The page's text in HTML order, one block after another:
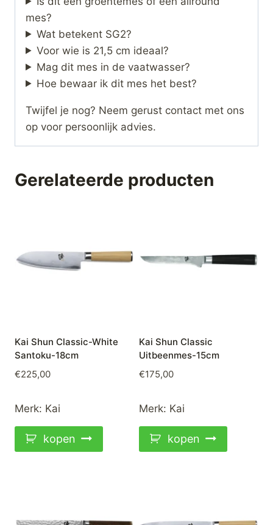
mes?
Wat betekent SG2?
Voor wie is 21,5 cm ideaal?
Mag dit mes in de vaatwasser?
Hoe bewaar ik dit mes het best?
Twijfel je nog? Neem gerust contact met ons
op voor persoonlijk advies.
Gerelateerde producten
Kai Shun Classic-White
Santoku-18cm
€225,00
Merk: Kai
kopen
Kai Shun Classic
Uitbeenmes-15cm
€175,00
Merk: Kai
kopen